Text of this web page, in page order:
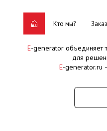
Кто мы?
E-generator объединяет
для
E-generator.ru